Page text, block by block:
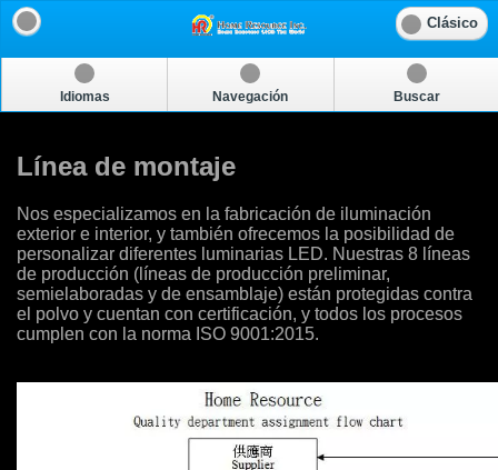
Clásico
Idiomas Navegación Buscar
Línea de montaje
Nos especializamos en la fabricación de iluminación
exterior e interior, y también ofrecemos la posibilidad de
personalizar diferentes luminarias LED. Nuestras 8 líneas
de producción (líneas de producción preliminar,
semielaboradas y de ensamblaje) están protegidas contra
el polvo y cuentan con certificación, y todos los procesos
cumplen con la norma ISO 9001:2015.